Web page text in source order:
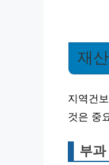
재
지역건
것은 중
부